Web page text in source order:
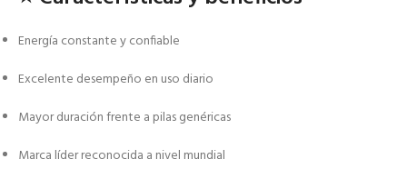
Energía constante y confiable
Excelente desempeño en uso diario
Mayor duración frente a pilas genéricas
Marca líder reconocida a nivel mundial